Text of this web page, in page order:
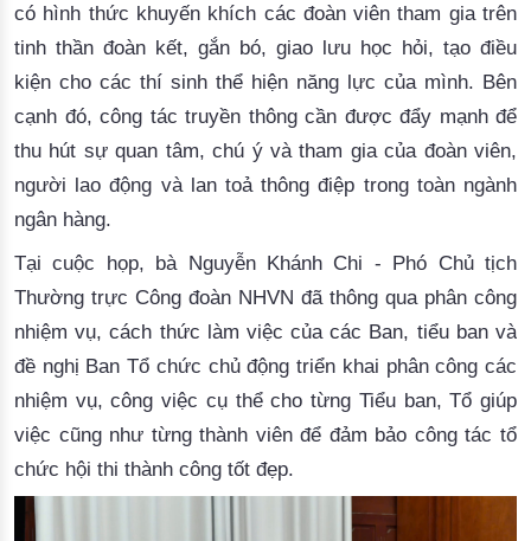
có hình thức khuyến khích các đoàn viên tham gia trên
tinh thần đoàn kết, gắn bó, giao lưu học hỏi, tạo điều
kiện cho các thí sinh thể hiện năng lực của mình. Bên
cạnh đó, công tác truyền thông
thu hút sự quan tâm, chú ý và tham gia của đoàn viên,
người lao động và lan toả thông điệp trong toàn ngành
ngân hàng.
Tại cuộc họp, bà Nguyễn Khánh Chi - Phó Chủ tịch
Thường trực Công đoàn NHVN đã thông qua phân công
nhiệm vụ, cách thức làm việc của các Ban, tiểu ban
đề nghị Ban Tổ chức chủ động triển khai phân công các
nhiệm vụ, công việc cụ thể cho từng Tiểu ban, Tổ giúp
việc cũng như từng thành viên để đảm bảo công tác tổ
chức hội thi thành công tốt đẹp.